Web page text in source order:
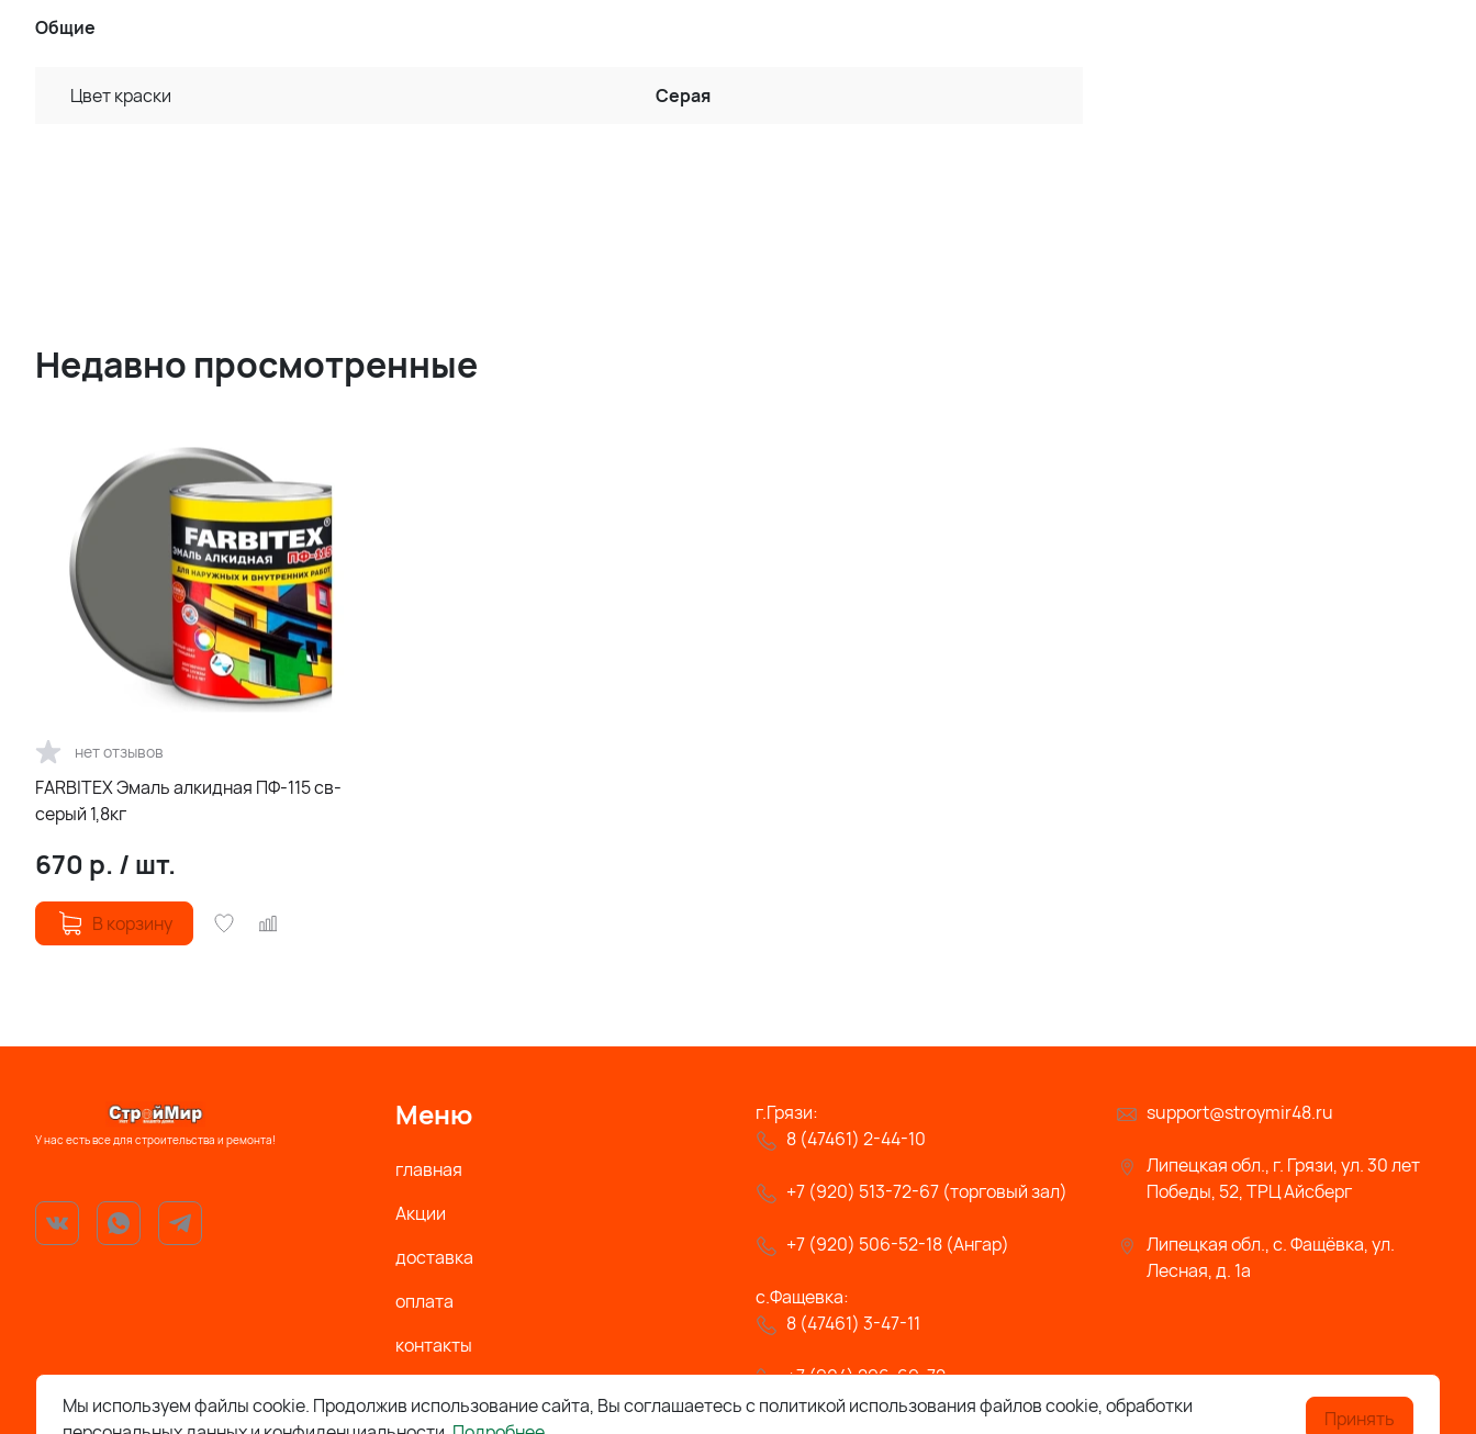
Общие
Цвет краски Серая
Недавно просмотренные
нет отзывов
FARBITEX Эмаль алкидная ПФ-115 св-
серый 1,8кг
670 р. / шт.
В корзину
У нас есть все для строительства и ремонта!
support@stroymir48.ru
Липецкая обл., г. Грязи, ул. 30 лет
Победы, 52, ТРЦ Айсберг
Липецкая обл., с. Фащёвка, ул.
Лесная, д. 1а
Меню
главная
Акции
доставка
оплата
контакты
г.Грязи:
8 (47461) 2-44-10
+7 (920) 513-72-67 (торговый зал)
+7 (920) 506-52-18 (Ангар)
с.Фащевка:
8 (47461) 3-47-11
+7 (904) 296-69-72
Мы используем файлы cookie. Продолжив использование сайта, Вы соглашаетесь с политикой использования файлов cookie, обработки
Принять